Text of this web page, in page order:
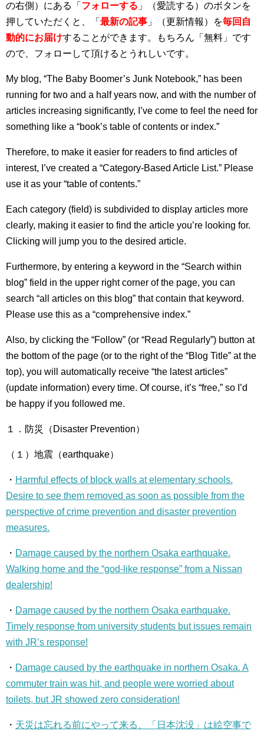
の右側）にある「 フォローする 」（愛読する）のボタンを
押していただくと、「 最新の記事 」（更新情報）を毎回自
動的にお届けすることができます。もちろん「無料」です
ので、フォローして頂けるとうれしいです。
My blog, “The Baby Boomer’s Junk Notebook,” has been
running for two and a half years now, and with the number of
articles increasing significantly, I’ve come to feel the need for
something like a “book’s table of contents or index.”
Therefore, to make it easier for readers to find articles of
interest, I’ve created a “Category-Based Article List.” Please
use it as your “table of contents.”
Each category (field) is subdivided to display articles more
clearly, making it easier to find the article you’re looking for.
Clicking will jump you to the desired article.
Furthermore, by entering a keyword in the “Search within
blog” field in the upper right corner of the page, you can
search “all articles on this blog” that contain that keyword.
Please use this as a “comprehensive index.”
Also, by clicking the “Follow” (or “Read Regularly”) button at
the bottom of the page (or to the right of the “Blog Title” at the
top), you will automatically receive “the latest articles”
(update information) every time. Of course, it’s “free,” so I’d
be happy if you followed me.
１．防災（Disaster Prevention）
（１）地震（earthquake）
・ Harmful effects of block walls at elementary schools.
Desire to see them removed as soon as possible from the
perspective of crime prevention and disaster prevention
measures.
・ Damage caused by the northern Osaka earthquake.
Walking home and the “god-like response” from a Nissan
dealership!
・ Damage caused by the northern Osaka earthquake.
Timely response from university students but issues remain
with JR’s response!
・ Damage caused by the earthquake in northern Osaka. A
commuter train was hit, and people were worried about
toilets, but JR showed zero consideration!
・ 天災は忘れる前にやって来る、「日本沈没」は絵空事で